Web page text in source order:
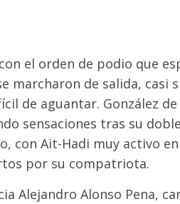
el orden de podio que
marcharon de salida, casi
de aguantar. González
sensaciones tras su
con Ait-Hadi muy activo
por su compatriota.
Alejandro Alonso Pena,